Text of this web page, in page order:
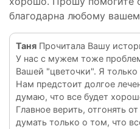
благодарна любому
Таня Прочитала Вашу
У нас с мужем тоже
Вашей "цветочки". Я
Нам предстоит долгое
думаю, что все будет
Главное верить, отгонять
думать только о том, что